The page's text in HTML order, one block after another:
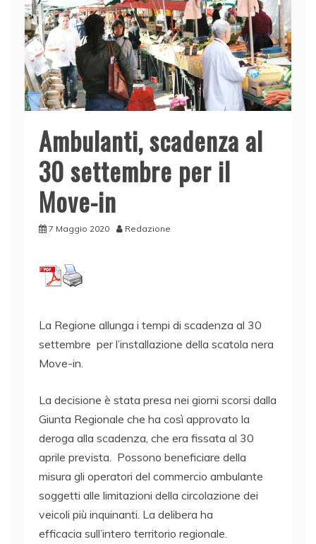
Ambulanti, scadenza al
30 settembre per il
Move-in
7 Maggio 2020 Redazione
La Regione allunga i tempi di scadenza al 30
settembre per l’installazione della scatola nera
Move-in.
La decisione è stata presa nei giorni scorsi dalla
Giunta Regionale che ha così approvato la
deroga alla scadenza, che era fissata al 30
aprile prevista. Possono beneficiare della
misura gli operatori del commercio ambulante
soggetti alle limitazioni della circolazione dei
veicoli più inquinanti. La delibera ha
efficacia sull’intero territorio regionale.